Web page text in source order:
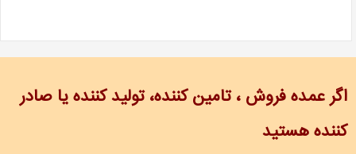
اگر عمده فروش ، تامین کننده، تولید کننده یا صادر
کننده هستید